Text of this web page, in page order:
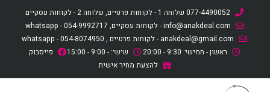
077-4490052 שלוחה 1 - לקוחות פרטיים, שלוחה 2 - לקוחות עסקיים
info@anakdeal.com - לקוחות עסקיים, whatsapp - 054-9992717
anakdeal@gmail.com - לקוחות פרטיים , whatsapp - 054-8074950
ראשון - חמישי: 9:30 - 20:00
שישי: - 9:00 - 15:00
פייסבוק
להצעת מחיר אישית